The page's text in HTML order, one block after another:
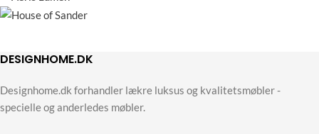
DESIGNHOME.DK
Designhome.dk forhandler lækre luksus og kvalitetsmøbler -
specielle og anderledes møbler.